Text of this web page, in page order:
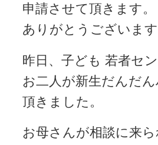
申請させて頂きます。
ありがとうございます
昨日、子ども 若者セ
お二人が新生だんだ
頂きました。
お母さんが相談に来